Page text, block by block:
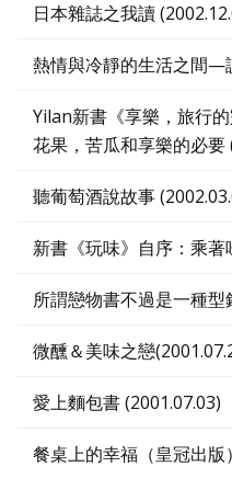
日本雜誌之我讀
熱情與冷靜的生活之間—
Yilan新書《享樂，旅行
花果，苦瓜和享樂的必要
聽葡萄酒說故事
新書《玩味》自序：乘著
所謂戀物書不過是一種型
微醺＆美味之戀
愛上麵包書 (2001.07.03)
餐桌上的幸福（皇冠出版